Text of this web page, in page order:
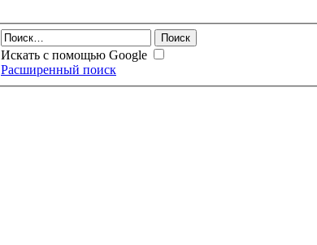
Искать с помощью Google
Расширенный поиск